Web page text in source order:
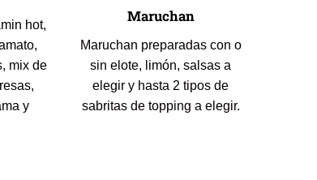
hot,
mix de
y
Maruchan
Maruchan preparadas con o
sin elote, limón, salsas a
elegir y hasta 2 tipos de
sabritas de topping a elegir.